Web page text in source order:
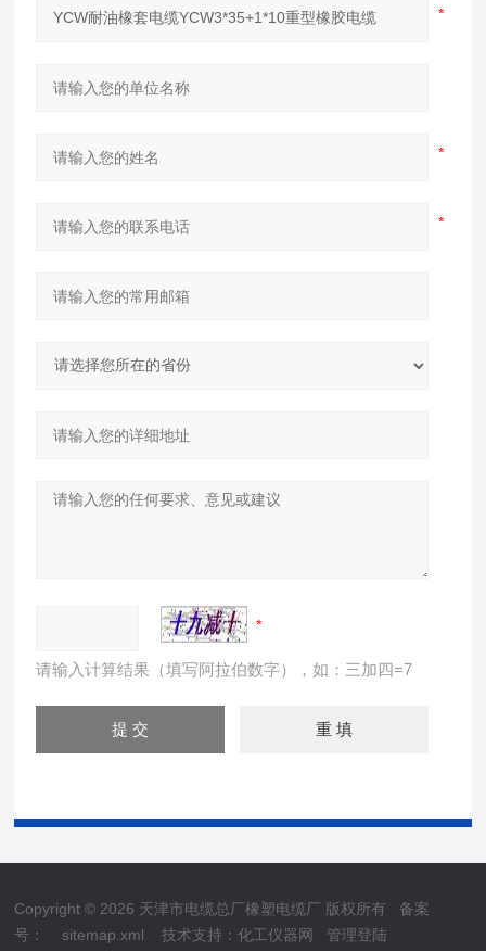
请输入计算结果（填写阿拉伯数字），如：三加四=7
Copyright © 2026 天津市电缆总厂橡塑电缆厂 版权所有 备案
号：
sitemap.xml 技术支持：化工仪器网 管理登陆